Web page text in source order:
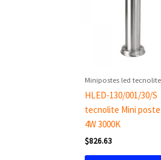
Minipostes led tecnolite
HLED-130/001/30/S
tecnolite Mini
4W 3000K
$826.63